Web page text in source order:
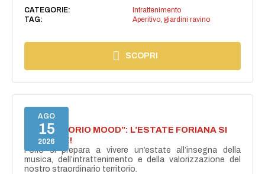
CATEGORIE:
Intrattenimento
TAG:
Aperitivo, giardini ravino
SCOPRI
AGO
15
2026
NASCE “FORIO MOOD”: L’ESTATE FORIANA SI
ACCENDE!
Forio si prepara a vivere un’estate all’insegna della
musica, dell’intrattenimento e della valorizzazione del
nostro straordinario territorio.